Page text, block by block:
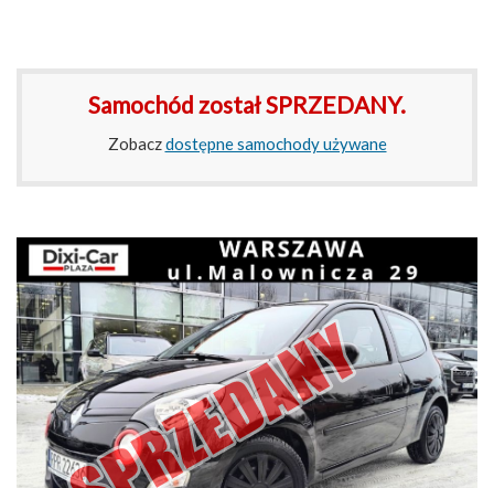
Samochód został SPRZEDANY.
Zobaczdostępne samochody używane